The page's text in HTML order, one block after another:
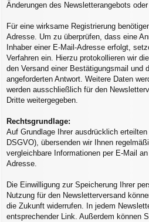
Änderungen des Newsletterangebots
Für eine wirksame Registrierung
Adresse. Um zu überprüfen, dass eine
Inhaber einer E-Mail-Adresse erfolgt,
Verfahren ein. Hierzu protokollieren wir
den Versand einer Bestätigungsmail und
angeforderten Antwort. Weitere Daten
werden ausschließlich für den
Dritte weitergegeben.
Rechtsgrundlage:
Auf Grundlage Ihrer ausdrücklich
DSGVO), übersenden wir Ihnen
vergleichbare Informationen per E-Mail
Adresse.
Die Einwilligung zur Speicherung Ihrer
Nutzung für den Newsletterversand
die Zukunft widerrufen. In jedem
entsprechender Link. Außerdem können